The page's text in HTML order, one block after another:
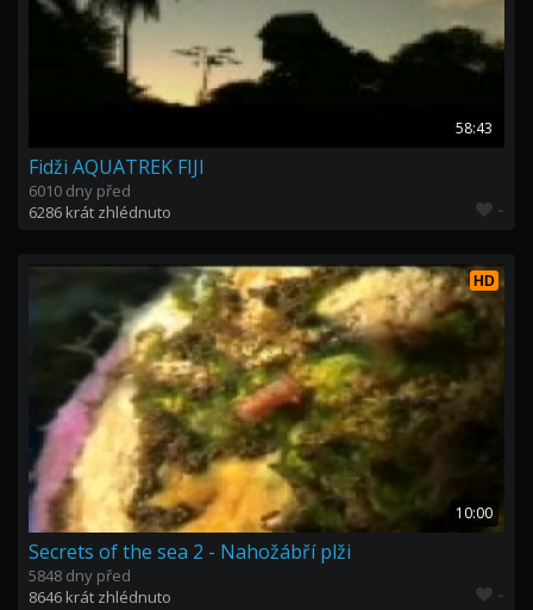
58:43
Fidži AQUATREK FIJI
6010 dny před
6286 krát zhlédnuto
-
HD
10:00
Secrets of the sea 2 - Nahožábří plži
5848 dny před
8646 krát zhlédnuto
-